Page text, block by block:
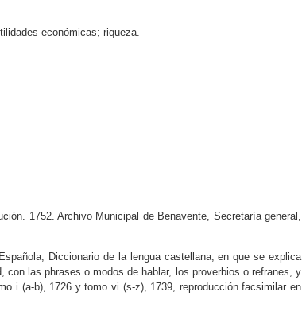
económicas; riqueza.
1752. Archivo Municipal de Benavente, Secretaría general,
Diccionario de la lengua castellana, en que se explica
las phrases o modos de hablar, los proverbios o refranes, y
i (a-b), 1726 y tomo vi (s-z), 1739, reproducción facsimilar en